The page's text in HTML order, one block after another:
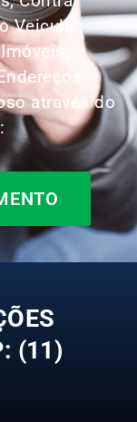
Veicular,
através do
(11)